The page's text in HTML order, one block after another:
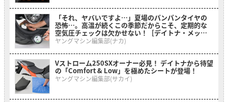
「それ、ヤバいですよ…」夏場のパンパンタイヤの
恐怖…。高温が続くこの季節だからこそ、定期的な
空気圧チェックは欠かせない！［デイトナ・メッシ
ュホース付きエアゲージ デプスゲージ付き］
ヤングマシン編集部(ナカ)
Vストローム250SXオーナー必見！ デイトナから待望
の「Comfort & Low」を極めたシートが登場！
ヤングマシン編集部(サカイ)